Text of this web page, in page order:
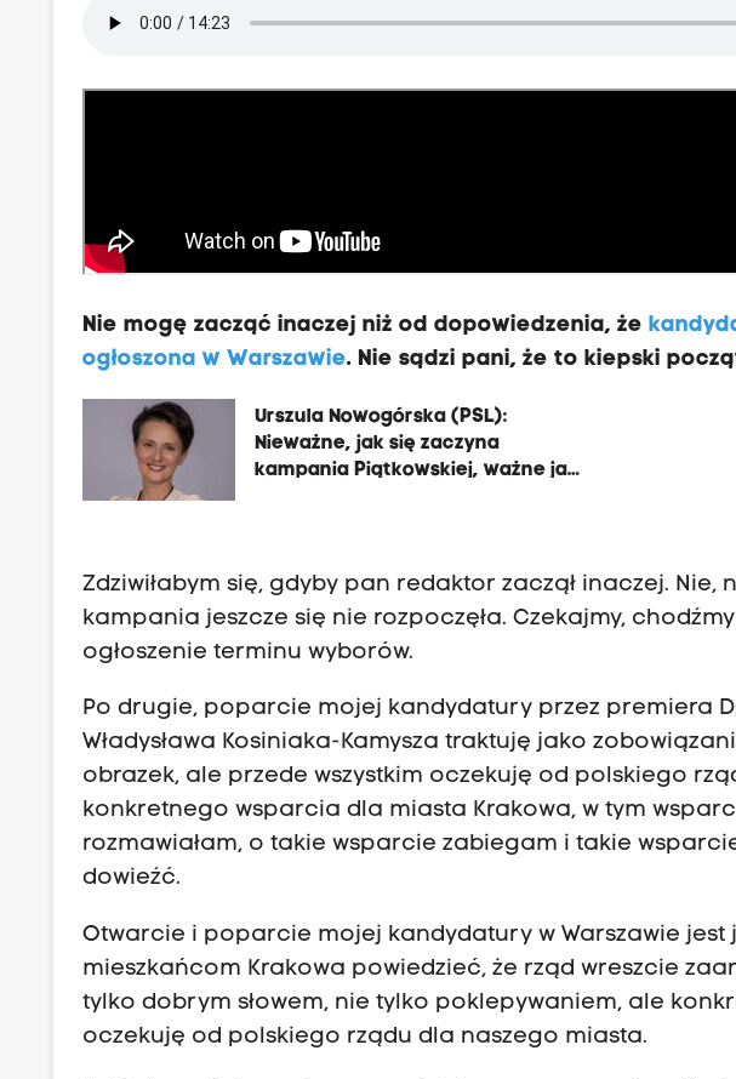
Nie mogę zacząć inaczej niż od dopowiedzenia, że
ogłoszona w Warszawie. Nie sądzi pani, że to kiepski
Urszula Nowogórska (PSL):
Nieważne, jak się zaczyna
kampania Piątkowskiej, ważne jak
Zdziwiłabym się, gdyby pan redaktor zaczął inaczej.
kampania jeszcze się nie rozpoczęła. Czekajmy,
ogłoszenie terminu wyborów.
Po drugie, poparcie mojej kandydatury przez premiera
Władysława Kosiniaka-Kamysza traktuję jako
obrazek, ale przede wszystkim oczekuję od polskiego
konkretnego wsparcia dla miasta Krakowa, w tym
rozmawiałam, o takie wsparcie zabiegam i takie
dowieźć.
Otwarcie i poparcie mojej kandydatury w Warszawie jest
mieszkańcom Krakowa powiedzieć, że rząd wreszcie
tylko dobrym słowem, nie tylko poklepywaniem, ale
oczekuję od polskiego rządu dla naszego miasta.